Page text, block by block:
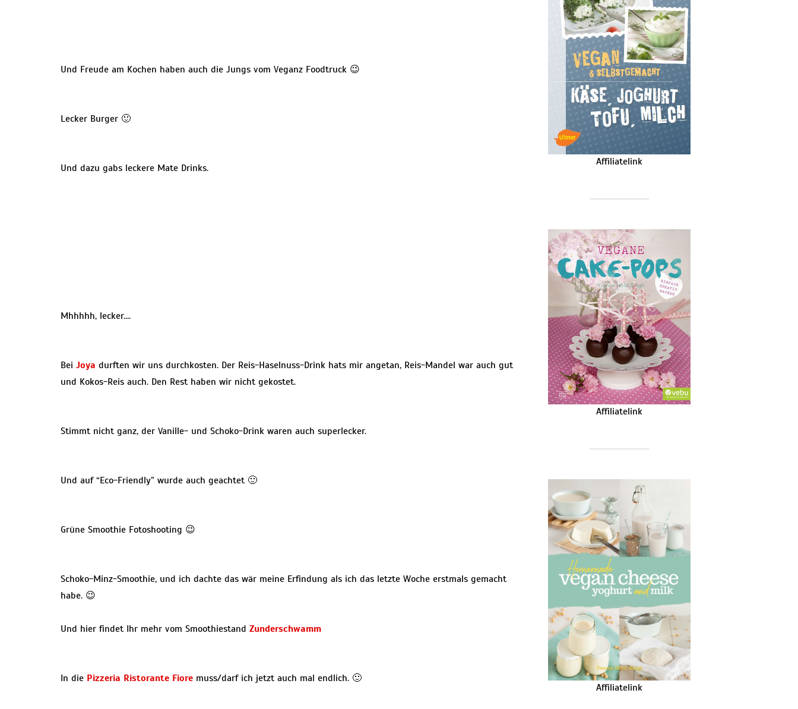
Und Freude am Kochen haben auch die Jungs vom Veganz Foodtruck 😉
Lecker Burger 🙂
Und dazu gabs leckere Mate Drinks.
Mhhhhh, lecker….
Bei Joya durften wir uns durchkosten. Der Reis-Haselnuss-Drink hats mir angetan, Reis-Mandel war auch gut
und Kokos-Reis auch. Den Rest haben wir nicht gekostet.
Stimmt nicht ganz, der Vanille- und Schoko-Drink waren auch superlecker.
Und auf “Eco-Friendly” wurde auch geachtet 🙂
Grüne Smoothie Fotoshooting 😉
Schoko-Minz-Smoothie, und ich dachte das wär meine Erfindung als ich das letzte Woche erstmals gemacht
habe. 😉
Und hier findet Ihr mehr vom Smoothiestand Zunderschwamm
In die Pizzeria Ristorante Fiore muss/darf ich jetzt auch mal endlich. 🙂
Affiliatelink
Affiliatelink
Affiliatelink